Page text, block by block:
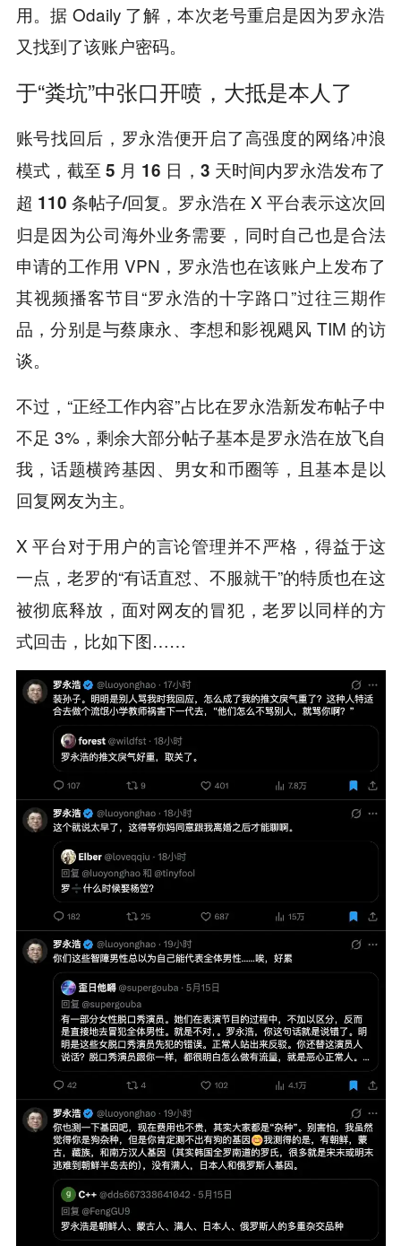
用。据 Odaily 了解，本次老号重启是因为罗永浩
又找到了该账户密码。
于“粪坑”中张口开喷，大抵是本人了
账号找回后，罗永浩便开启了高强度的网络冲浪
模式，截至 5 月 16 日，3 天时间内罗永浩发布了
超 110 条帖子/回复。罗永浩在 X 平台表示这次回
归是因为公司海外业务需要，同时自己也是合法
申请的工作用 VPN，罗永浩也在该账户上发布了
其视频播客节目“罗永浩的十字路口”过往三期作
品，分别是与蔡康永、李想和影视飓风 TIM 的访
谈。
不过，“正经工作内容”占比在罗永浩新发布帖子中
不足 3%，剩余大部分帖子基本是罗永浩在放飞自
我，话题横跨基因、男女和币圈等，且基本是以
回复网友为主。
X 平台对于用户的言论管理并不严格，得益于这
一点，老罗的“有话直怼、不服就干”的特质也在这
被彻底释放，面对网友的冒犯，老罗以同样的方
式回击，比如下图……